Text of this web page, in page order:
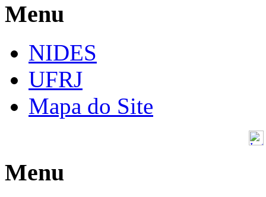
Menu
NIDES
UFRJ
Mapa do Site
Menu